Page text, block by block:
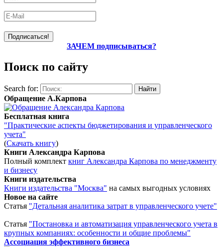
ЗАЧЕМ подписываться?
Поиск по сайту
Search for:
Обращение А.Карпова
Бесплатная книга
"Практические аспекты бюджетирования и управленческого
учета"
(Скачать книгу)
Книги Александра Карпова
Полный комплект книг Александра Карпова по менеджменту
и бизнесу
Книги издательства
Книги издательства "Москва" на самых выгодных условиях
Новое на сайте
Статья "Детальная аналитика затрат в управленческого учете"
Статья "Постановка и автоматизация управленческого учета в
крупных компаниях: особенности и общие проблемы"
Ассоциация эффективного бизнеса